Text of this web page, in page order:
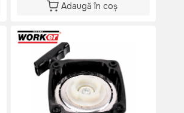
Adaugă în coș